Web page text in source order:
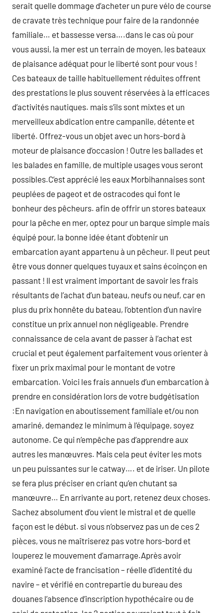
serait quelle dommage d’acheter un pure vélo de course
de cravate très technique pour faire de la randonnée
familiale… et bassesse versa….dans le cas où pour
vous aussi, la mer est un terrain de moyen, les bateaux
de plaisance adéquat pour le liberté sont pour vous !
Ces bateaux de taille habituellement réduites offrent
des prestations le plus souvent réservées à la efficaces
d’activités nautiques. mais s’ils sont mixtes et un
merveilleux abdication entre campanile, détente et
liberté. Offrez-vous un objet avec un hors-bord à
moteur de plaisance d’occasion ! Outre les ballades et
les balades en famille, de multiple usages vous seront
possibles.C’est apprécié les eaux Morbihannaises sont
peuplées de pageot et de ostracodes qui font le
bonheur des pêcheurs. afin de offrir un stores bateaux
pour la pêche en mer, optez pour un barque simple mais
équipé pour, la bonne idée étant d’obtenir un
embarcation ayant appartenu à un pêcheur. Il peut peut
être vous donner quelques tuyaux et sains écoinçon en
passant ! Il est vraiment important de savoir les frais
résultants de l’achat d’un bateau, neufs ou neuf, car en
plus du prix honnête du bateau, l’obtention d’un navire
constitue un prix annuel non négligeable. Prendre
connaissance de cela avant de passer à l’achat est
crucial et peut également parfaitement vous orienter à
fixer un prix maximal pour le montant de votre
embarcation. Voici les frais annuels d’un embarcation à
prendre en considération lors de votre budgétisation
:En navigation en aboutissement familiale et/ou non
amariné, demandez le minimum à l’équipage, soyez
autonome. Ce qui n’empêche pas d’apprendre aux
autres les manœuvres. Mais cela peut éviter les mots
un peu puissantes sur le catway…. et de iriser. Un pilote
se fera plus préciser en criant qu’en chutant sa
manœuvre… En arrivante au port, retenez deux choses.
Sachez absolument d’ou vient le mistral et de quelle
façon est le début. si vous n’observez pas un de ces 2
pièces, vous ne maîtriserez pas votre hors-bord et
louperez le mouvement d’amarrage.Après avoir
examiné l’acte de francisation – réelle d’identité du
navire – et vérifié en contrepartie du bureau des
douanes l’absence d’inscription hypothécaire ou de